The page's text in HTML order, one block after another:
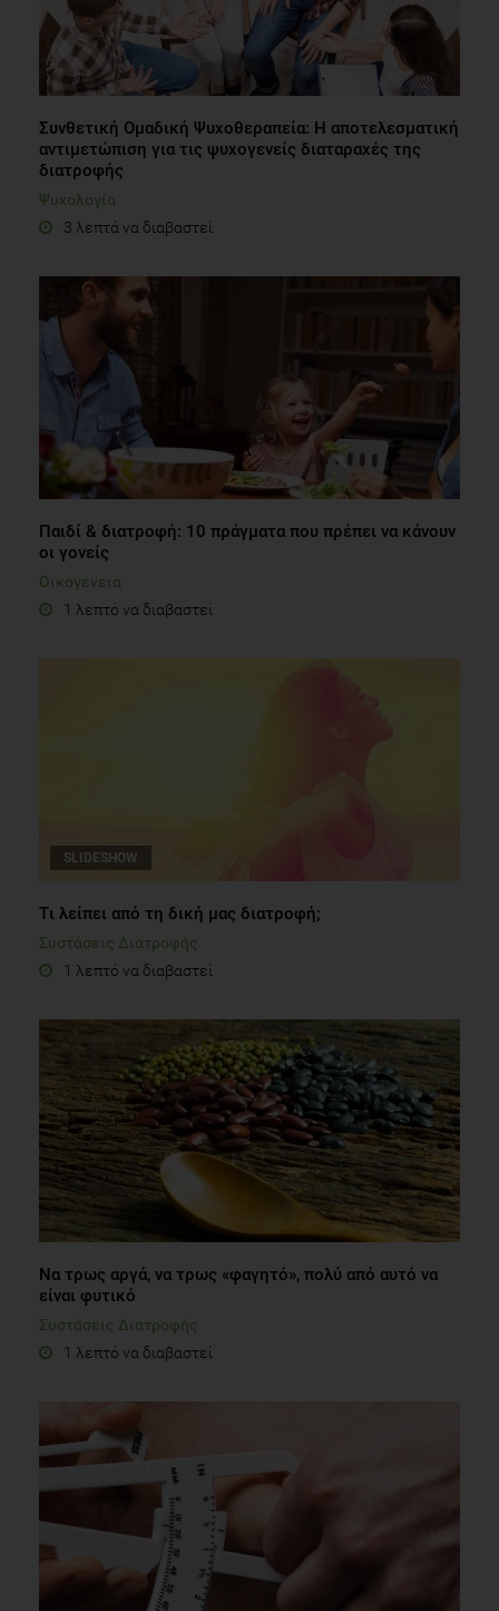
Συνθετική Ομαδική Ψυχοθεραπεία: Η αποτελεσματική
αντιμετώπιση για τις ψυχογενείς διαταραχές της
διατροφής
Ψυχολογία
3 λεπτά να διαβαστεί
Παιδί & διατροφή: 10 πράγματα που πρέπει να κάνουν
οι γονείς
Οικογένεια
1 λεπτό να διαβαστεί
SLIDESHOW
Tι λείπει από τη δική μας διατροφή;
Συστάσεις Διατροφής
1 λεπτό να διαβαστεί
Να τρως αργά, να τρως «φαγητό», πολύ από αυτό να
είναι φυτικό
Συστάσεις Διατροφής
1 λεπτό να διαβαστεί